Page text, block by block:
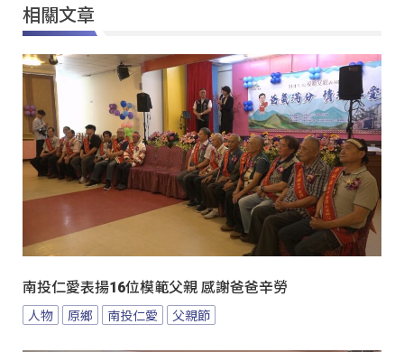
相關文章
南投仁愛表揚16位模範父親 感謝爸爸辛勞
人物 原鄉 南投仁愛 父親節